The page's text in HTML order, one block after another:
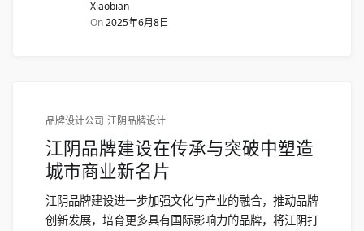
Xiaobian
On2025年6月8日
品牌设计公司 江阴品牌设计
江阴品牌建设在传承与突破中塑造
城市商业新名片
江阴品牌建设进一步加强文化与产业的融合，推动品牌
创新发展，培育更多具有国际影响力的品牌，将江阴打